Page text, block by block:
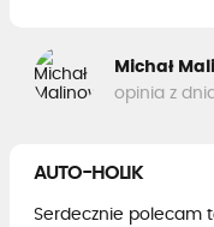
Michał
opinia z
AUTO-HOLIK
Serdecznie polecam